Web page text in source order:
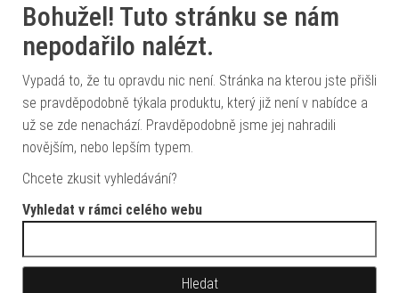
Bohužel! Tuto stránku se nám
nepodařilo nalézt.
Vypadá to, že tu opravdu nic není. Stránka na kterou jste přišli
se pravděpodobně týkala produktu, který již není v nabídce a
už se zde nenachází. Pravděpodobně jsme jej nahradili
novějším, nebo lepším typem.
Chcete zkusit vyhledávání?
Vyhledat v rámci celého webu